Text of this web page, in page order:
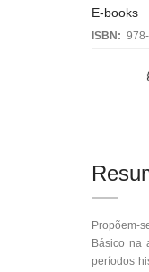
E-books
ISBN:
Propõem-
Básico na
períodos